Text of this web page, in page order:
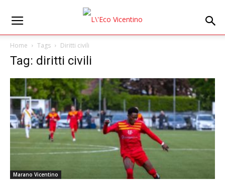
Home Tags Diritti civili
Tag: diritti civili
Marano Vicentino